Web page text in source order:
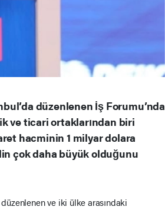
düzenlenen İş Forumu’nda
ve ticari ortaklarından biri
hacminin 1 milyar dolara
çok daha büyük olduğunu
ve iki ülke arasındaki